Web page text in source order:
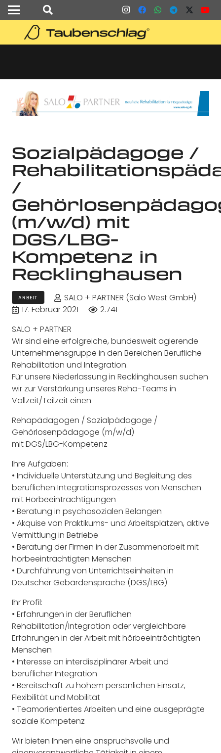
Sozialpädagoge /
/
(m/w/d) mit
DGS/LBG-
Kompetenz in
Recklinghausen
ARBEIT
SALO + PARTNER (Salo West GmbH)
17. Februar 2021
2.741
SALO + PARTNER
Wir sind eine erfolgreiche, bundesweit agierende
Unternehmensgruppe in den Bereichen Berufliche
Rehabilitation und Integration.
Für unsere Niederlassung in Recklinghausen suchen
wir zur Verstärkung unseres Reha-Teams in
Vollzeit/Teilzeit einen
Rehapädagogen / Sozialpädagoge /
Gehörlosenpädagoge (m/w/d)
mit DGS/LBG-Kompetenz
Ihre Aufgaben:
• Individuelle Unterstützung und Begleitung des
beruflichen Integrationsprozesses von Menschen
mit Hörbeeinträchtigungen
• Beratung in psychosozialen Belangen
• Akquise von Praktikums- und Arbeitsplätzen, aktive
Vermittlung in Betriebe
• Beratung der Firmen in der Zusammenarbeit mit
hörbeeinträchtigten Menschen
• Durchführung von Unterrichtseinheiten in
Deutscher Gebärdensprache (DGS/LBG)
Ihr Profil:
• Erfahrungen in der Beruflichen
Rehabilitation/Integration oder vergleichbare
Erfahrungen in der Arbeit mit hörbeeinträchtigten
Menschen
• Interesse an interdisziplinärer Arbeit und
beruflicher Integration
• Bereitschaft zu hohem persönlichen Einsatz,
Flexibilität und Mobilität
• Teamorientiertes Arbeiten und eine ausgeprägte
soziale Kompetenz
Wir bieten Ihnen eine anspruchsvolle und